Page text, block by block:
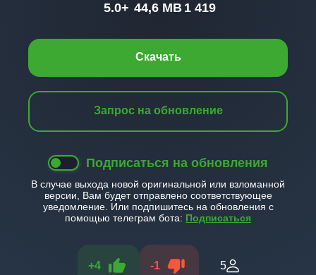
Скачать
Запрос на обновление
Подписаться на обновления
В случае выхода новой оригинальной или взломанной
версии, Вам будет отправлено соответствующее
уведомление. Или подпишитесь на обновления с
помощью телеграм бота: Подписаться
+4 -1 5
5.0+ 44,6 MB 1 419